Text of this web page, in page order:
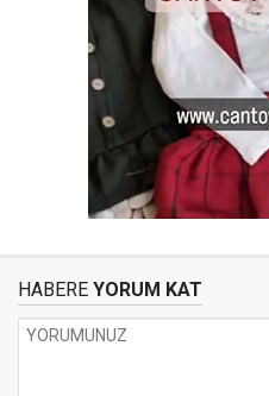
HABERE YORUM KAT